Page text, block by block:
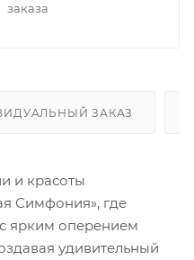
заказа
ЗАКАЗ
и красоты
Симфония», где
ярким оперением
удивительный